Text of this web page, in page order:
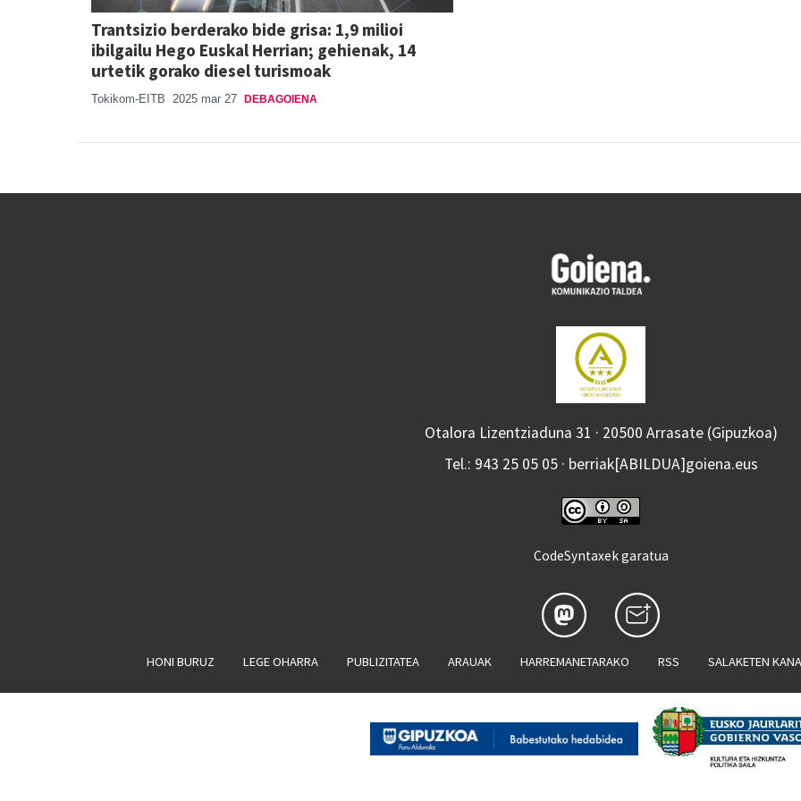
Trantsizio berderako bide grisa: 1,9 milioi
ibilgailu Hego Euskal Herrian; gehienak, 14
urtetik gorako diesel turismoak
Tokikom-EITB 2025 mar 27 DEBAGOIENA
Otalora Lizentziaduna 31 · 20500 Arrasate (Gipuzkoa)
Tel.: 943 25 05 05 · berriak[ABILDUA]goiena.eus
CodeSyntaxek garatua
HONI BURUZ LEGE OHARRA PUBLIZITATEA ARAUAK HARREMANETARAKO RSS SALAKETEN